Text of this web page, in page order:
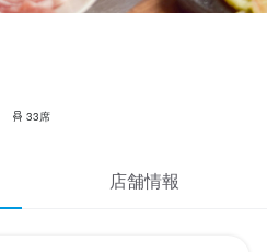
33席
店舗情報